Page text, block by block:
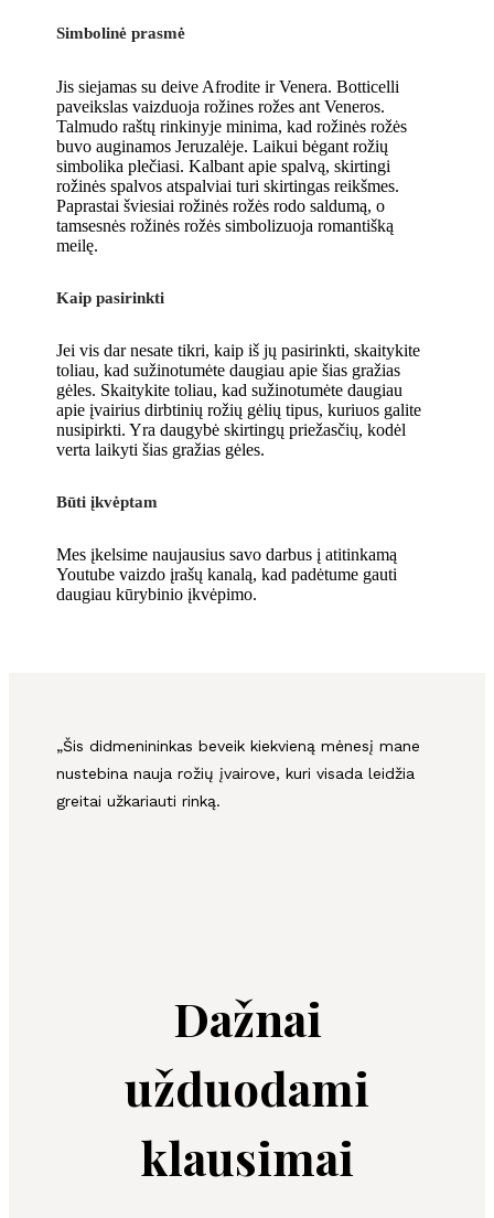
Simbolinė prasmė
Jis siejamas su deive Afrodite ir Venera. Botticelli
paveikslas vaizduoja rožines rožes ant Veneros.
Talmudo raštų rinkinyje minima, kad rožinės rožės
buvo auginamos Jeruzalėje. Laikui bėgant rožių
simbolika plečiasi. Kalbant apie spalvą, skirtingi
rožinės spalvos atspalviai turi skirtingas reikšmes.
Paprastai šviesiai rožinės rožės rodo saldumą, o
tamsesnės rožinės rožės simbolizuoja romantišką
meilę.
Kaip pasirinkti
Jei vis dar nesate tikri, kaip iš jų pasirinkti, skaitykite
toliau, kad sužinotumėte daugiau apie šias gražias
gėles. Skaitykite toliau, kad sužinotumėte daugiau
apie įvairius dirbtinių rožių gėlių tipus, kuriuos galite
nusipirkti. Yra daugybė skirtingų priežasčių, kodėl
verta laikyti šias gražias gėles.
Būti įkvėptam
Mes įkelsime naujausius savo darbus į atitinkamą
Youtube vaizdo įrašų kanalą, kad padėtume gauti
daugiau kūrybinio įkvėpimo.
„Šis didmenininkas beveik kiekvieną mėnesį mane
nustebina nauja rožių įvairove, kuri visada leidžia
greitai užkariauti rinką.
Dažnai
užduodami
klausimai